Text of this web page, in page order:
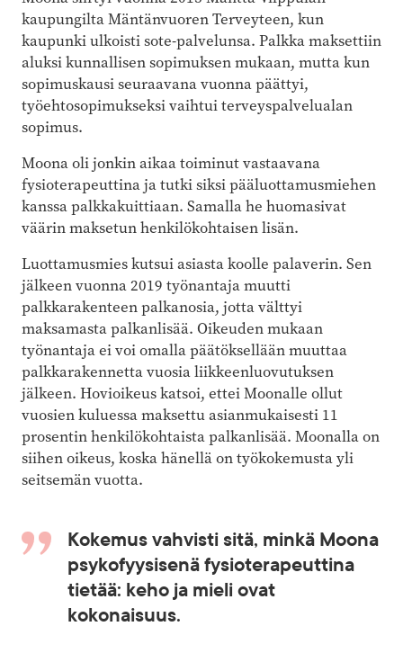
kaupungilta Mäntänvuoren Terveyteen, kun
kaupunki ulkoisti sote-palvelunsa. Palkka maksettiin
aluksi kunnallisen sopimuksen mukaan, mutta kun
sopimuskausi seuraavana vuonna päättyi,
työehtosopimukseksi vaihtui terveyspalvelualan
sopimus.
Moona oli jonkin aikaa toiminut vastaavana
fysioterapeuttina ja tutki siksi pääluottamusmiehen
kanssa palkkakuittiaan. Samalla he huomasivat
väärin maksetun henkilökohtaisen lisän.
Luottamusmies kutsui asiasta koolle palaverin. Sen
jälkeen vuonna 2019 työnantaja muutti
palkkarakenteen palkanosia, jotta välttyi
maksamasta palkanlisää. Oikeuden mukaan
työnantaja ei voi omalla päätöksellään muuttaa
palkkarakennetta vuosia liikkeenluovutuksen
jälkeen. Hovioikeus katsoi, ettei Moonalle ollut
vuosien kuluessa maksettu asianmukaisesti 11
prosentin henkilökohtaista palkanlisää. Moonalla on
siihen oikeus, koska hänellä on työkokemusta yli
seitsemän vuotta.
Kokemus vahvisti sitä, minkä Moona
psykofyysisenä fysioterapeuttina
tietää: keho ja mieli ovat
kokonaisuus.